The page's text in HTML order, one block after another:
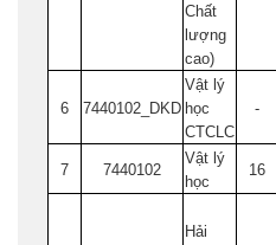
Chất
lượng
cao)
6 7440102_DKD
Vật lý
học
CTCLC
-
7 7440102
Vật lý
học
16
Hải